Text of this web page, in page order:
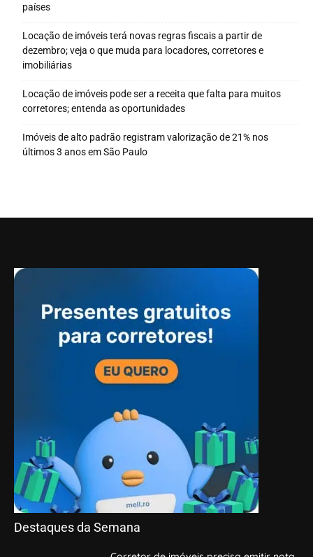
países
Locação de imóveis terá novas regras fiscais a partir de
dezembro; veja o que muda para locadores, corretores e
imobiliárias
Locação de imóveis pode ser a receita que falta para muitos
corretores; entenda as oportunidades
Imóveis de alto padrão registram valorização de 21% nos
últimos 3 anos em São Paulo
Destaques da Semana